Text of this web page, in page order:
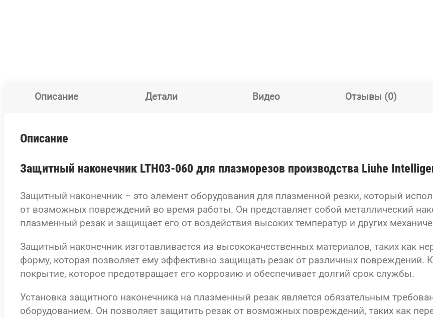
Описание Детали Видео Отзывы (0)
Описание
Защитный наконечник LTH03-060 для плазморезов производства Liuhe
Защитный наконечник – это элемент оборудования для плазменной резки, который
от возможных повреждений во время работы. Он представляет собой металлический
плазменный резак и защищает его от воздействия высоких температур и других
Защитный наконечник изготавливается из высококачественных материалов, таких как
форму, которая позволяет ему эффективно защищать резак от различных повреждений.
покрытие, которое предотвращает его коррозию и обеспечивает долгий срок службы.
Установка защитного наконечника на плазменный резак является обязательным
оборудованием. Он позволяет защитить резак от возможных повреждений, таких как